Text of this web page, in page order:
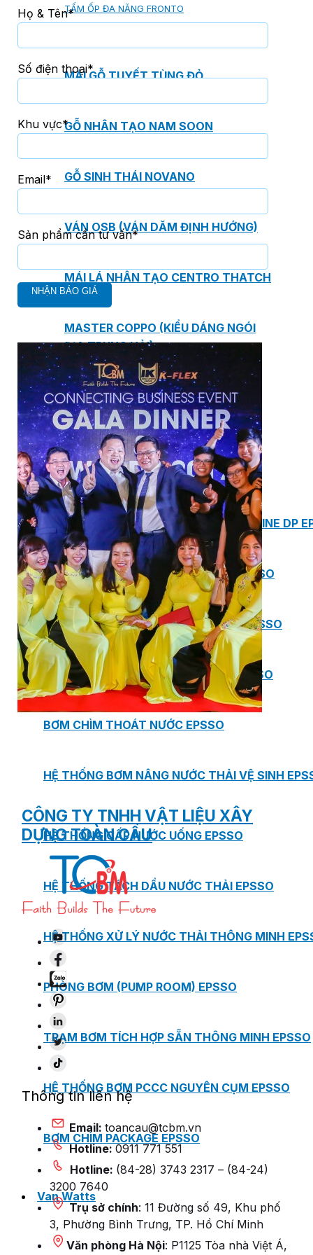
TẤM ỐP ĐA NĂNG FRONTO
MÁI GỖ TUYẾT TÙNG ĐỎ
GỖ NHÂN TẠO NAM SOON
GỖ SINH THÁI NOVANO
VÁN OSB (VÁN DĂM ĐỊNH HƯỚNG)
MÁI LÁ NHÂN TẠO CENTRO THATCH
MASTER COPPO (KIỂU DÁNG NGÓI
ĐỊA TRUNG HẢI)
Bơm Epsso
HỆ THỐNG BƠM TĂNG ÁP EPSSO
BƠM TRỤC ĐỨNG ĐƠN TẦNG CÁNH INLINE DP
BƠM TRỤC ĐỨNG ĐA TẦNG CÁNH EPSSO
BƠM TRỤC NGANG ĐA TẦNG CÁNH EPSSO
BƠM TRỤC NGANG RỜI TRỤC DSV EPSSO
BƠM CHÌM THOÁT NƯỚC EPSSO
HỆ THỐNG BƠM NÂNG NƯỚC THẢI VỆ SINH
HỆ THỐNG CẤP NƯỚC UỐNG EPSSO
HỆ THỐNG TÁCH DẦU NƯỚC THẢI EPSSO
HỆ THỐNG XỬ LÝ NƯỚC THẢI THÔNG MINH
PHÒNG BƠM (PUMP ROOM) EPSSO
TRẠM BƠM TÍCH HỢP SẴN THÔNG MINH EPSSO
HỆ THỐNG BƠM PCCC NGUYÊN CỤM EPSSO
BƠM CHÌM PACKAGE EPSSO
Van Watts
Họ & Tên*
Số điện thoại*
Khu vực*
Email*
Sản phẩm cần tư vấn*
CÔNG TY TNHH VẬT LIỆU XÂY
DỰNG TOÀN CẦU
Thông tin liên hệ
Email: toancau@tcbm.vn
Hotline:0911 771 551
Hotline: (84-28) 3743 2317 – (84-24)
3200 7640
Trụ sở chính: 11 Đường số 49, Khu phố
3, Phường Bình Trưng, TP. Hồ Chí Minh
Văn phòng Hà Nội: P1125 Tòa nhà Việt Á,